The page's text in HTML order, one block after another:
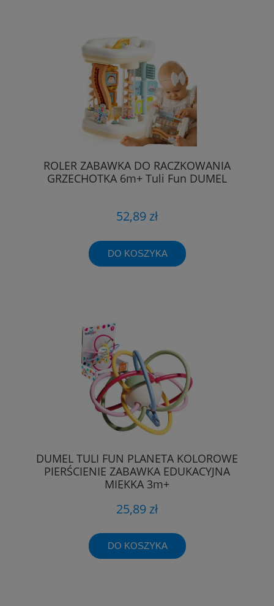
ROLER ZABAWKA DO RACZKOWANIA
GRZECHOTKA 6m+ Tuli Fun DUMEL
52,89 zł
DO KOSZYKA
DUMEL TULI FUN PLANETA KOLOROWE
PIERŚCIENIE ZABAWKA EDUKACYJNA
MIĘKKA 3m+
25,89 zł
DO KOSZYKA